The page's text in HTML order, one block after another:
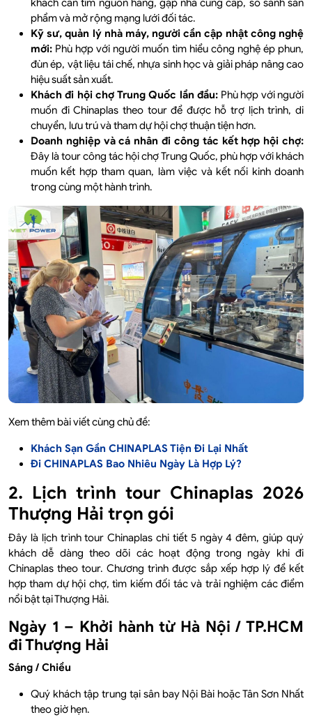
khách cần tìm nguồn hàng, gặp nhà cung cấp, so sánh sản
phẩm và mở rộng mạng lưới đối tác.
Kỹ sư, quản lý nhà máy, người cần cập nhật công nghệ
mới: Phù hợp với người muốn tìm hiểu công nghệ ép phun,
đùn ép, vật liệu tái chế, nhựa sinh học và giải pháp nâng cao
hiệu suất sản xuất.
Khách đi hội chợ Trung Quốc lần đầu: Phù hợp với người
muốn đi Chinaplas theo tour để được hỗ trợ lịch trình, di
chuyển, lưu trú và tham dự hội chợ thuận tiện hơn.
Doanh nghiệp và cá nhân đi công tác kết hợp hội chợ:
Đây là tour công tác hội chợ Trung Quốc, phù hợp với khách
muốn kết hợp tham quan, làm việc và kết nối kinh doanh
trong cùng một hành trình.
Xem thêm bài viết cùng chủ đề:
Khách Sạn Gần CHINAPLAS Tiện Đi Lại Nhất
Đi CHINAPLAS Bao Nhiêu Ngày Là Hợp Lý?
2. Lịch trình tour Chinaplas 2026
Thượng Hải trọn gói
Đây là lịch trình tour Chinaplas chi tiết 5 ngày 4 đêm, giúp quý
khách dễ dàng theo dõi các hoạt động trong ngày khi đi
Chinaplas theo tour. Chương trình được sắp xếp hợp lý để kết
hợp tham dự hội chợ, tìm kiếm đối tác và trải nghiệm các điểm
nổi bật tại Thượng Hải.
Ngày 1 – Khởi hành từ Hà Nội / TP.HCM
đi Thượng Hải
Sáng / Chiều
Quý khách tập trung tại sân bay Nội Bài hoặc Tân Sơn Nhất
theo giờ hẹn.